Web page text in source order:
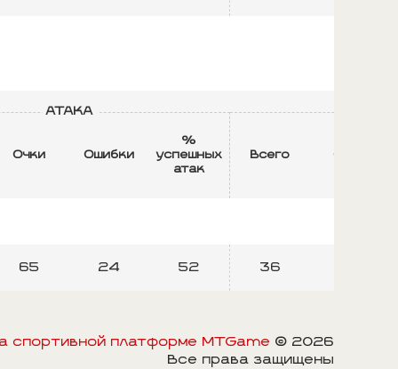
АТАКА
Очки Ошибки
%
успешных
атак
Всего Очки
65 24 52 36
спортивной платформе MTGame © 2026
Все права защищены